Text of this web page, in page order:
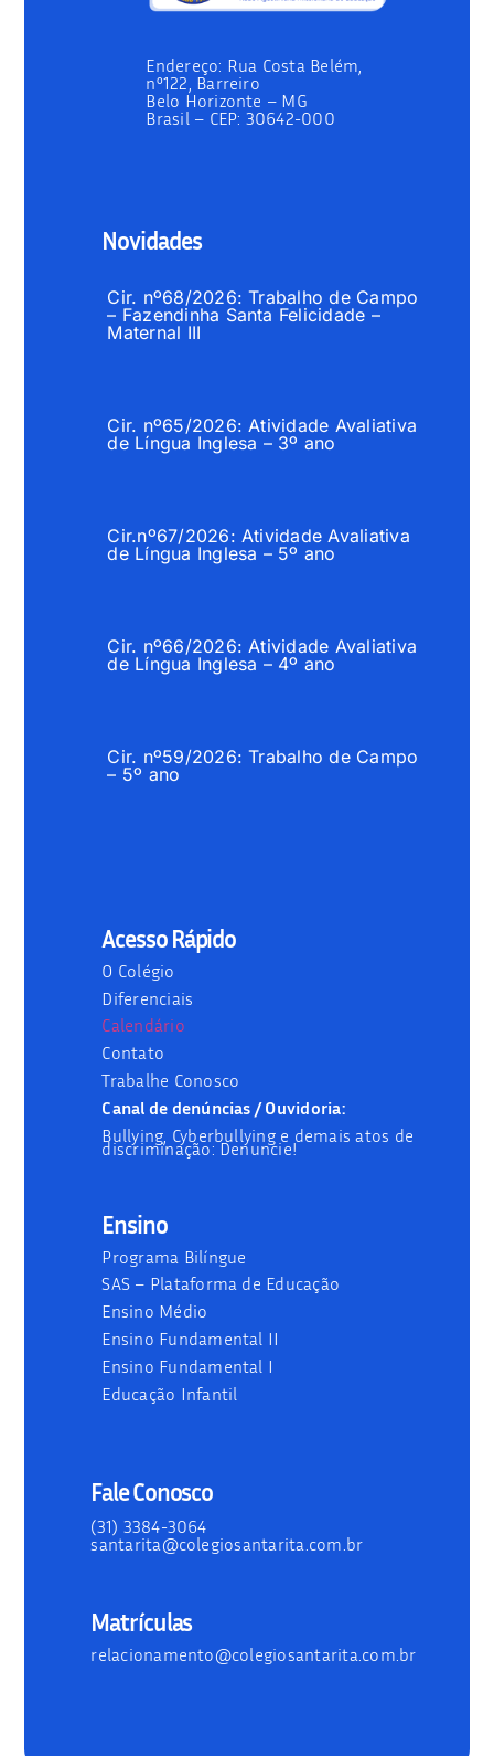
Endereço: Rua Costa Belém,
nº122, Barreiro
Belo Horizonte – MG
Brasil – CEP: 30642-000
Novidades
Cir. nº68/2026: Trabalho de Campo
– Fazendinha Santa Felicidade –
Maternal III
Cir. nº65/2026: Atividade Avaliativa
de Língua Inglesa – 3º ano
Cir.nº67/2026: Atividade Avaliativa
de Língua Inglesa – 5º ano
Cir. nº66/2026: Atividade Avaliativa
de Língua Inglesa – 4º ano
Cir. nº59/2026: Trabalho de Campo
– 5º ano
Acesso Rápido
O Colégio
Diferenciais
Calendário
Contato
Trabalhe Conosco
Canal de denúncias / Ouvidoria:
Bullying, Cyberbullying e demais atos de
discriminação: Denuncie!
Ensino
Programa Bilíngue
SAS – Plataforma de Educação
Ensino Médio
Ensino Fundamental II
Ensino Fundamental I
Educação Infantil
Fale Conosco
(31) 3384-3064
santarita@colegiosantarita.com.br
Matrículas
relacionamento@colegiosantarita.com.br